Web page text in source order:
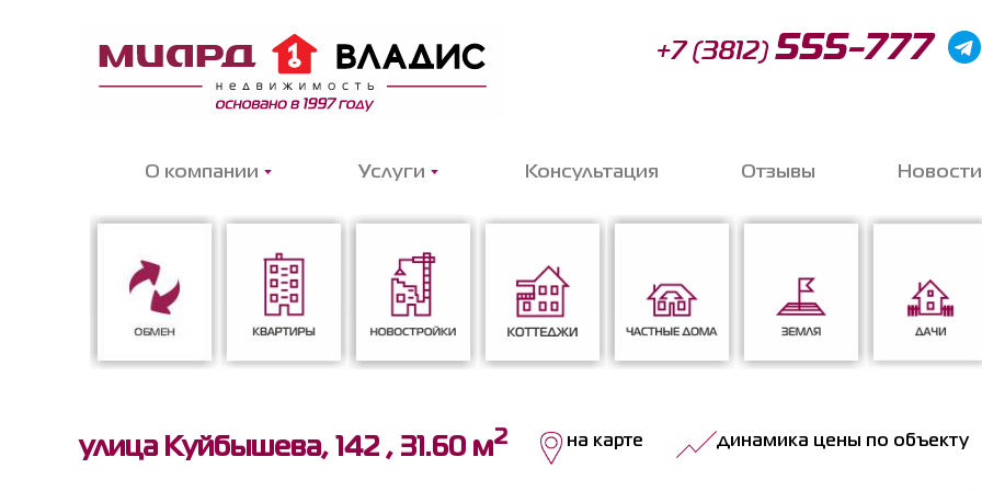
+7 (3812) 555-777
О компании Услуги Консультация Отзывы Новости
Обмен Квартиры Новостройки Коттеджи Частные дома Земля Дачи
улица Куйбышева, 142 , 31.60 м2 на карте динамика цены по объекту